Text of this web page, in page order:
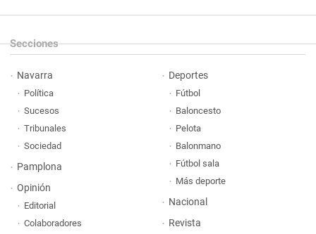
Secciones
Navarra
Política
Sucesos
Tribunales
Sociedad
Pamplona
Opinión
Editorial
Colaboradores
Deportes
Fútbol
Baloncesto
Pelota
Balonmano
Fútbol sala
Más deporte
Nacional
Revista